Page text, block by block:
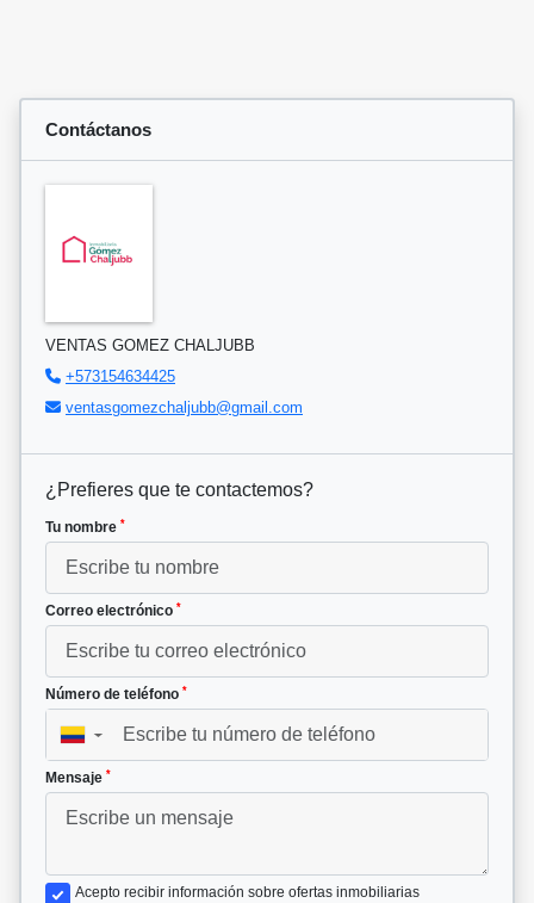
Contáctanos
VENTAS GOMEZ CHALJUBB
+573154634425
ventasgomezchaljubb@gmail.com
¿Prefieres que te contactemos?
Tu nombre *
Correo electrónico *
Número de teléfono *
▼
Mensaje *
Acepto recibir información sobre ofertas inmobiliarias